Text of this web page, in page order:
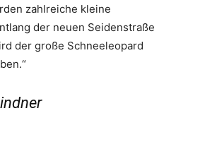
zahlreiche kleine
der neuen Seidenstraße
der große Schneeleopard